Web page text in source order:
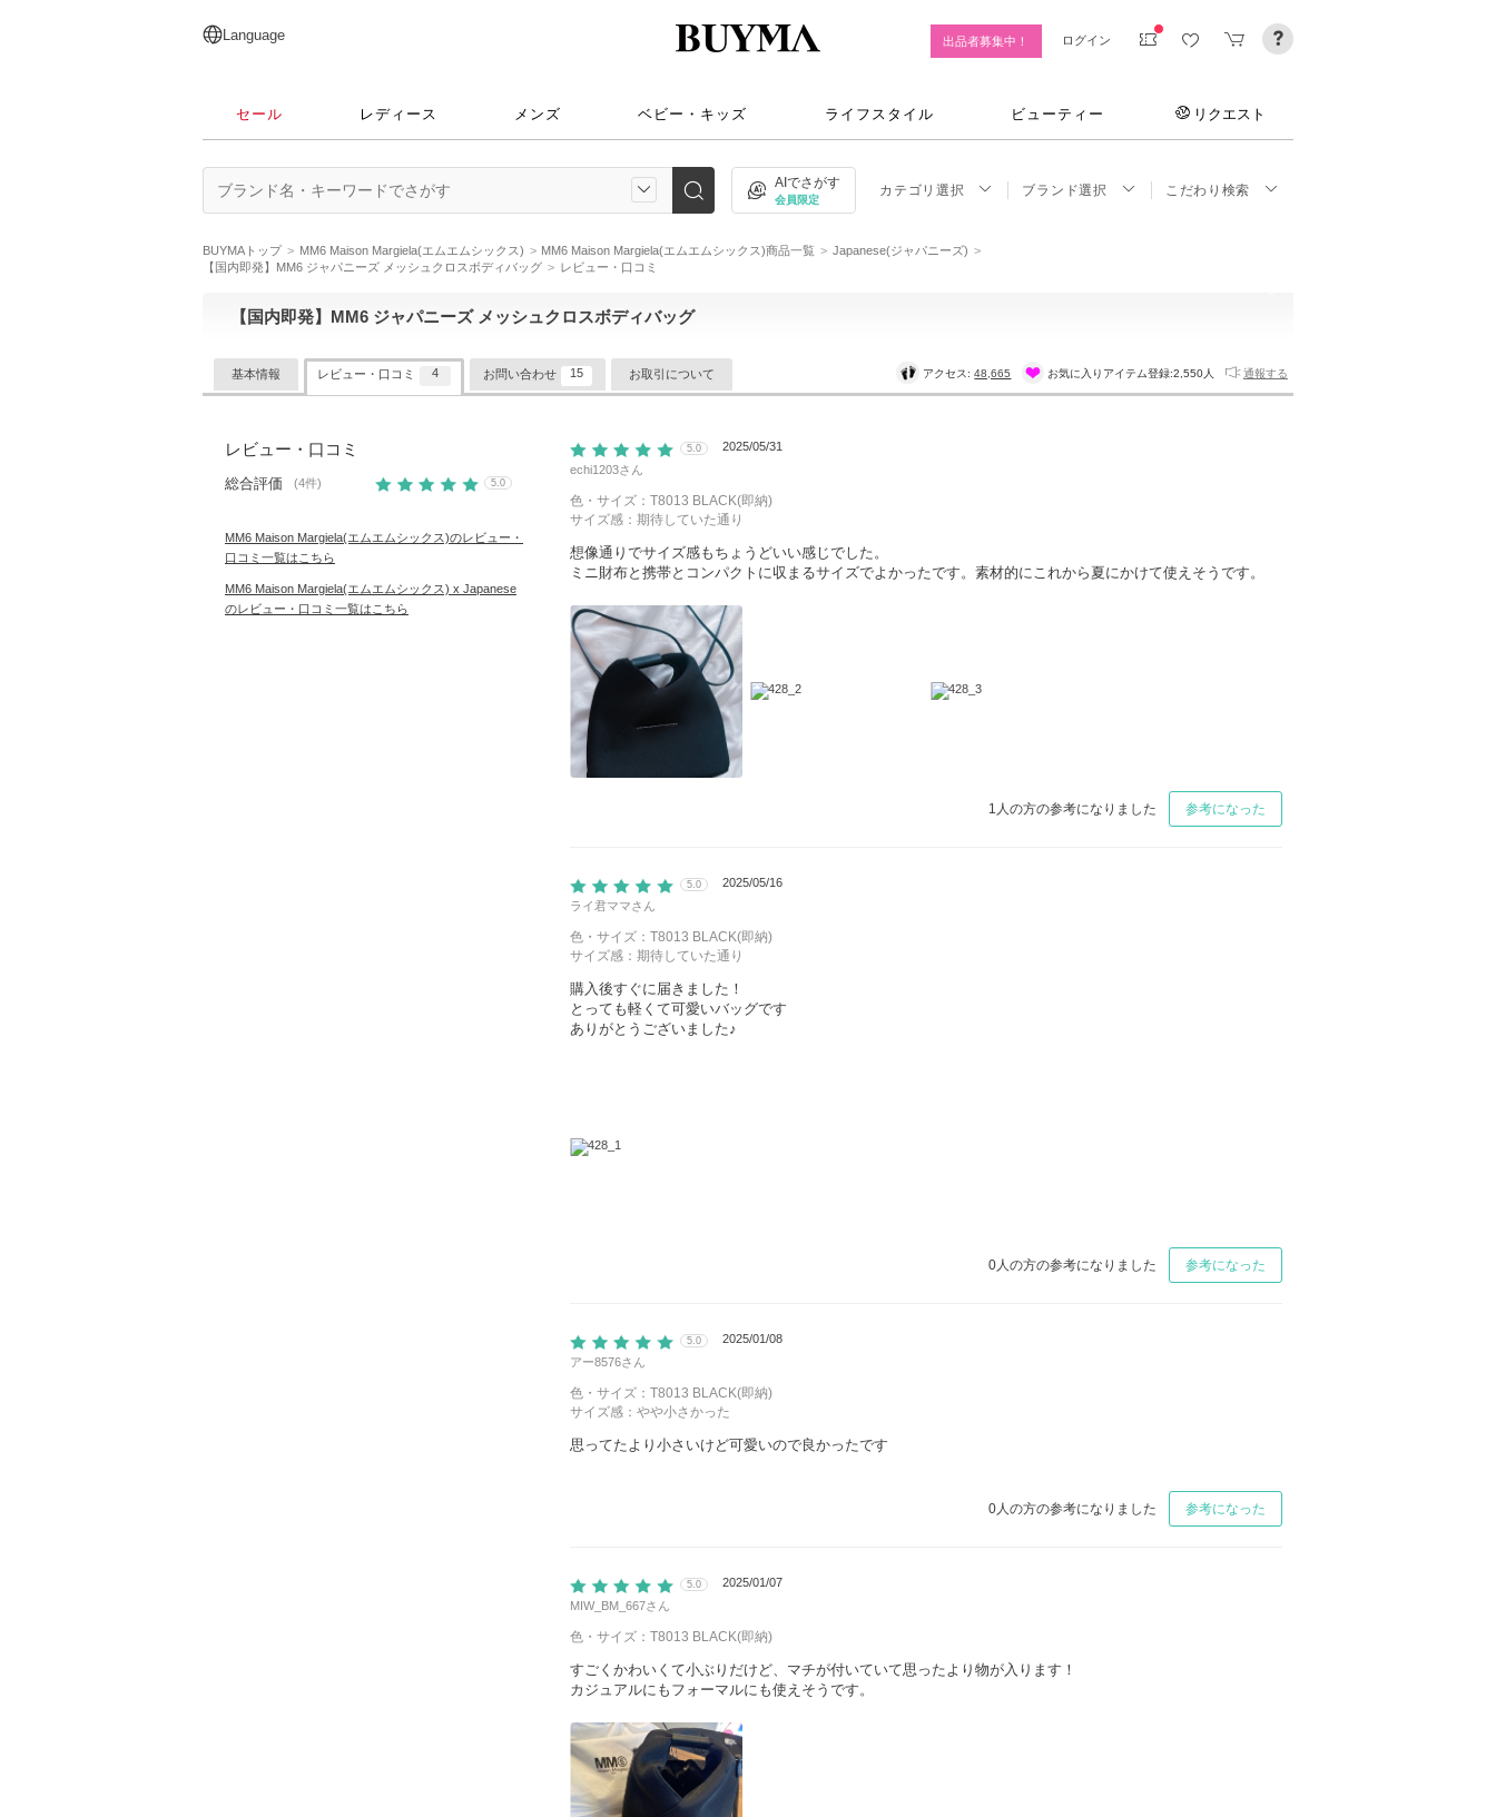
日本語
English
简体中文
繁體中文
Language 出品者募集中！ ログイン
セール レディース メンズ ベビー・キッズ ライフスタイル ビューティー リクエスト
AIでさがす
会員限定
カテゴリ選択 ブランド選択 こだわり検索
BUYMAトップ MM6 Maison Margiela(エムエムシックス) MM6 Maison Margiela(エムエムシックス)商品一覧
Japanese(ジャパニーズ)
【国内即発】MM6 ジャパニーズ メッシュクロスボディバッグ
レビュー・口コミ
【国内即発】MM6 ジャパニーズ メッシュクロスボディバッグ
基本情報 レビュー・口コミ 4 お問い合わせ 15 お取引について アクセス:48,665 お気に入りアイテム登録:2,550人 通報する
レビュー・口コミ
総合評価 (4件) 5.0
MM6 Maison Margiela(エムエムシックス)のレビュー・
口コミ一覧はこちら
MM6 Maison Margiela(エムエムシックス) x Japanese
のレビュー・口コミ一覧はこちら
5.0
2025/05/31
echi1203さん
色・サイズ：T8013 BLACK(即納)
サイズ感：期待していた通り
想像通りでサイズ感もちょうどいい感じでした。
ミニ財布と携帯とコンパクトに収まるサイズでよかったです。素材的にこれから夏にかけて使えそうです。
1 人の方の参考になりました 参考になった
5.0
2025/05/16
ライ君ママさん
色・サイズ：T8013 BLACK(即納)
サイズ感：期待していた通り
購入後すぐに届きました！
とっても軽くて可愛いバッグです
ありがとうございました♪
0 人の方の参考になりました 参考になった
5.0
2025/01/08
アー8576さん
色・サイズ：T8013 BLACK(即納)
サイズ感：やや小さかった
思ってたより小さいけど可愛いので良かったです
0 人の方の参考になりました 参考になった
5.0
2025/01/07
MIW_BM_667さん
色・サイズ：T8013 BLACK(即納)
すごくかわいくて小ぶりだけど、マチが付いていて思ったより物が入ります！
カジュアルにもフォーマルにも使えそうです。